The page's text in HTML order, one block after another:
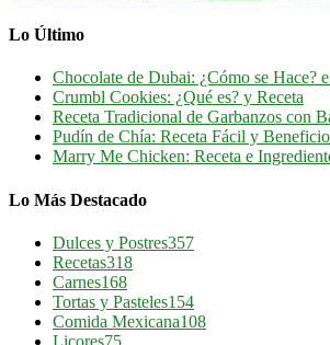
Lo Último
Chocolate de Dubai: ¿Cómo se Hace?
Crumbl Cookies: ¿Qué es? y Receta
Receta Tradicional de Garbanzos con
Pudín de Chía: Receta Fácil y
Marry Me Chicken: Receta e
Lo Más Destacado
Dulces y Postres357
Recetas318
Carnes168
Tortas y Pasteles154
Comida Mexicana108
Licores75